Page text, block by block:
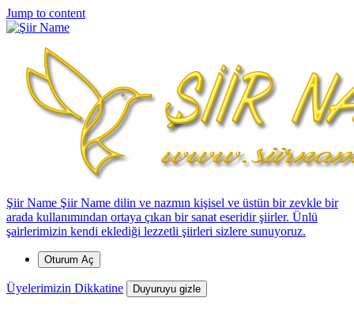
Jump to content
Şiir Name Şiir Name dilin ve nazmın kişisel ve üstün bir zevkle bir
arada kullanımından ortaya çıkan bir sanat eseridir şiirler. Ünlü
şairlerimizin kendi eklediği lezzetli şiirleri sizlere sunuyoruz.
Oturum Aç
Üyelerimizin Dikkatine Duyuruyu gizle
*